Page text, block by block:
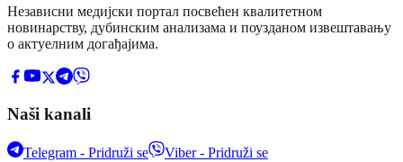
Независни медијски портал посвећен квалитетном
новинарству, дубинским анализама и поузданом извештавању
о актуелним догађајима.
Naši kanali
Telegram - Pridruži se Viber - Pridruži se